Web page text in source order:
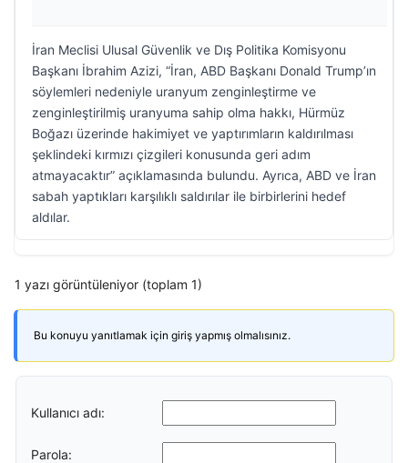
İran Meclisi Ulusal Güvenlik ve Dış Politika Komisyonu
Başkanı İbrahim Azizi, “İran, ABD Başkanı Donald Trump’ın
söylemleri nedeniyle uranyum zenginleştirme ve
zenginleştirilmiş uranyuma sahip olma hakkı, Hürmüz
Boğazı üzerinde hakimiyet ve yaptırımların kaldırılması
şeklindeki kırmızı çizgileri konusunda geri adım
atmayacaktır” açıklamasında bulundu. Ayrıca, ABD ve İran
sabah yaptıkları karşılıklı saldırılar ile birbirlerini hedef
aldılar.
1 yazı görüntüleniyor (toplam 1)
Bu konuyu yanıtlamak için giriş yapmış olmalısınız.
Kullanıcı adı:
Parola: